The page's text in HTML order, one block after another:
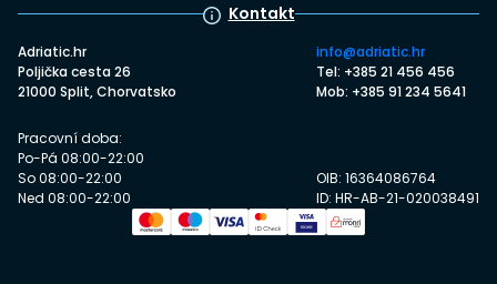
Kontakt
Adriatic.hr
Poljička cesta 26
21000 Split, Chorvatsko
info@adriatic.hr
Tel: +385 21 456 456
Mob: +385 91 234 5641
Pracovní doba:
Po-Pá 08:00-22:00
So 08:00-22:00
Ned 08:00-22:00
OIB: 16364086764
ID: HR-AB-21-020038491